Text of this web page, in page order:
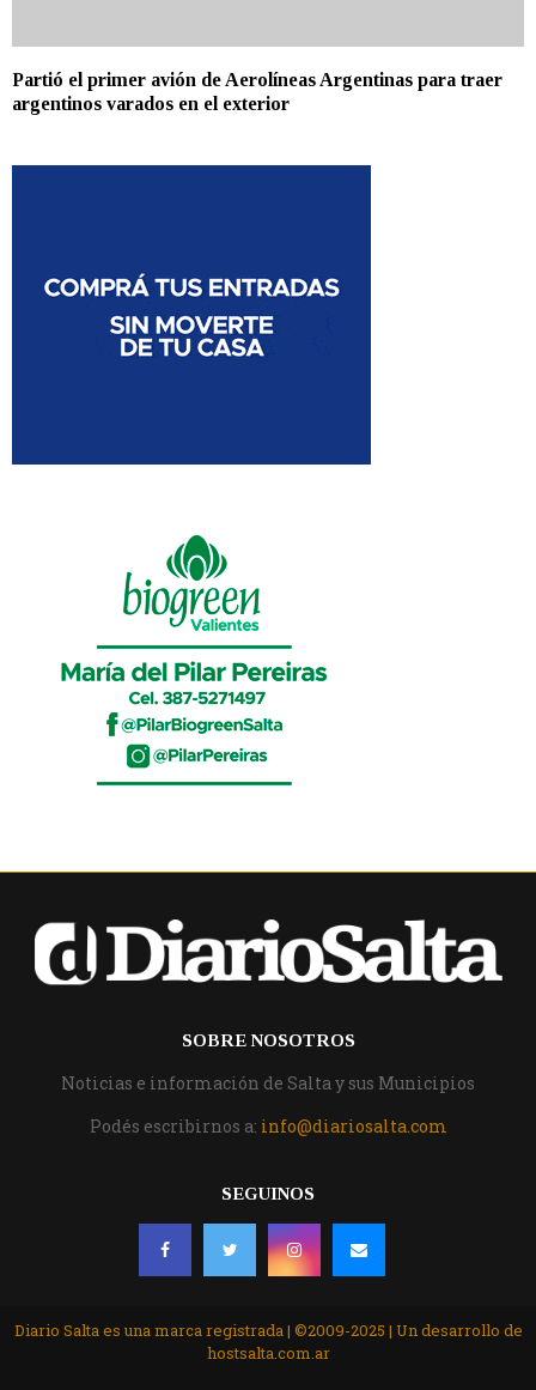
Partió el primer avión de Aerolíneas Argentinas para traer
argentinos varados en el exterior
SOBRE NOSOTROS
Noticias e información de Salta y sus Municipios
Podés escribirnos a: info@diariosalta.com
SEGUINOS
Diario Salta es una marca registrada | ©2009-2025 | Un desarrollo de
hostsalta.com.ar